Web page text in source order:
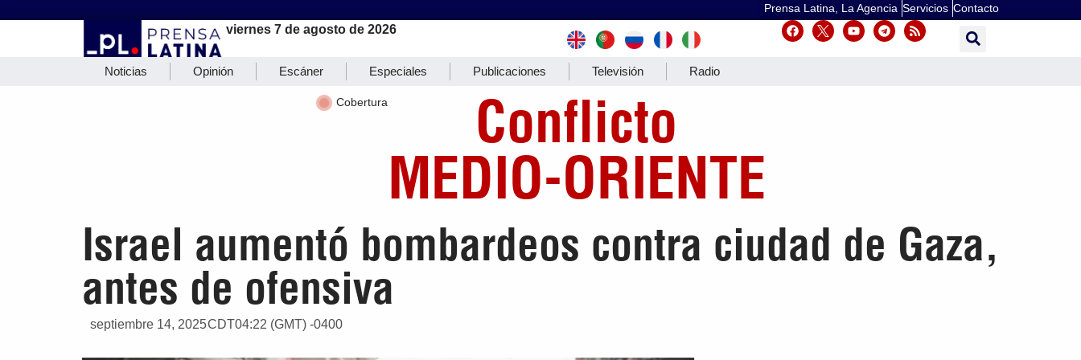
Prensa Latina, La Agencia Servicios Contacto
viernes 7 de agosto de 2026
Noticias Opinión Escáner Especiales Publicaciones Televisión Radio
Cobertura
Conflicto
MEDIO-ORIENTE
Israel aumentó bombardeos contra ciudad de Gaza,
antes de ofensiva
septiembre 14, 2025CDT04:22 (GMT) -0400